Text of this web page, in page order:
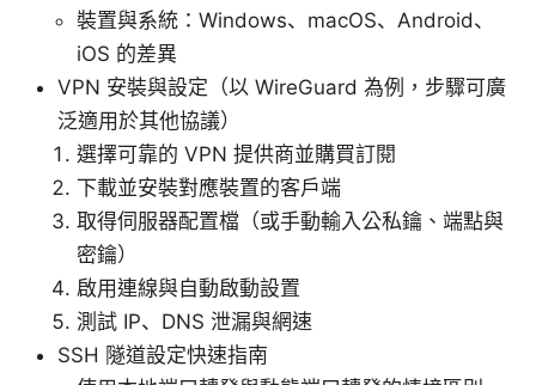
裝置與系統：Windows、macOS、Android、
iOS 的差異
VPN 安裝與設定（以 WireGuard 為例，步驟可廣
泛適用於其他協議）
選擇可靠的 VPN 提供商並購買訂閱
下載並安裝對應裝置的客戶端
取得伺服器配置檔（或手動輸入公私鑰、端點與
密鑰）
啟用連線與自動啟動設置
測試 IP、DNS 泄漏與網速
SSH 隧道設定快速指南